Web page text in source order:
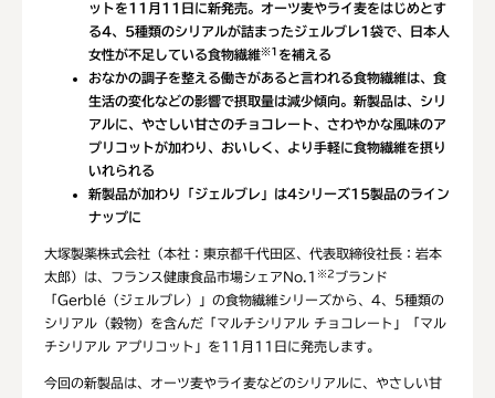
ットを11月11日に新発売。オーツ麦やライ麦をはじめとす
る4、5種類のシリアルが詰まったジェルブレ1袋で、日本人
女性が不足している食物繊維※1 を補える
おなかの調子を整える働きがあると言われる食物繊維は、食
生活の変化などの影響で摂取量は減少傾向。新製品は、シリ
アルに、やさしい甘さのチョコレート、さわやかな風味のア
プリコットが加わり、おいしく、より手軽に食物繊維を摂り
いれられる
新製品が加わり「ジェルブレ」は4シリーズ15製品のライン
ナップに
大塚製薬株式会社（本社：東京都千代田区、代表取締役社長：岩本
太郎）は、フランス健康食品市場シェアNo.1 ※2 ブランド
「Gerblé（ジェルブレ）」の食物繊維シリーズから、4、5種類の
シリアル（穀物）を含んだ「マルチシリアル チョコレート」「マル
チシリアル アプリコット」を11月11日に発売します。
今回の新製品は、オーツ麦やライ麦などのシリアルに、やさしい甘